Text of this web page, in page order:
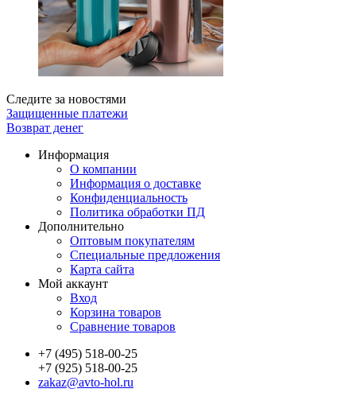
Следите за новостями
Защищенные платежи
Возврат денег
Информация
О компании
Информация о доставке
Конфиденциальность
Политика обработки ПД
Дополнительно
Оптовым покупателям
Специальные предложения
Карта сайта
Мой аккаунт
Вход
Корзина товаров
Сравнение товаров
+7 (495) 518-00-25
+7 (925) 518-00-25
zakaz@avto-hol.ru